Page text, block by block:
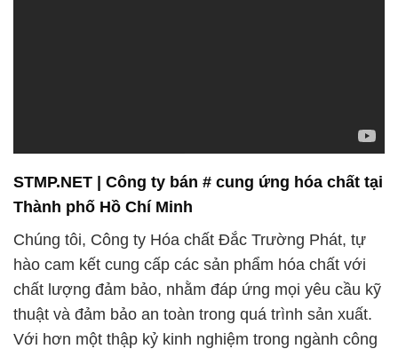
STMP.NET | Công ty bán # cung ứng hóa chất tại
Thành phố Hồ Chí Minh
Chúng tôi, Công ty Hóa chất Đắc Trường Phát, tự
hào cam kết cung cấp các sản phẩm hóa chất với
chất lượng đảm bảo, nhằm đáp ứng mọi yêu cầu kỹ
thuật và đảm bảo an toàn trong quá trình sản xuất.
Với hơn một thập kỷ kinh nghiệm trong ngành công